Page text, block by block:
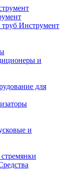
Инструмент
и
для
и